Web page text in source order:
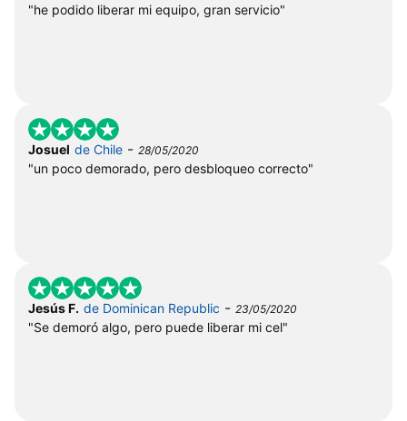
"he podido liberar mi equipo, gran servicio"
Josuel de Chile - 28/05/2020
"un poco demorado, pero desbloqueo correcto"
Jesús F. de Dominican Republic - 23/05/2020
"Se demoró algo, pero puede liberar mi cel"